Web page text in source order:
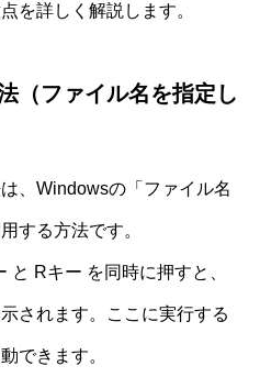
を詳しく解説します。
（ファイル名を指定し
、Windowsの「ファイル名
する方法です。
Rキー を同時に押すと、
されます。ここに実行する
できます。